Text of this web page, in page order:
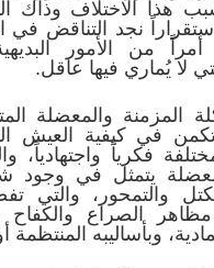
هذا الاختلاف وذاك
نجد التناقض في
أمراً من الأمور
لا يُماري فيها عاقل.
المزمنة والمعضلة
في كيفية العيش
فكرياً واجتهادياً،
يتمثل في
والتمحور، والتي
الصراع والكفاح
وبأساليبه المنتظمة